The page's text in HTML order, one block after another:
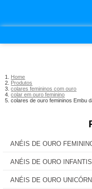
Home
Produtos
colares femininos com ouro
colar em ouro feminino
colares de ouro femininos Embu
ANÉIS DE OURO
ANÉIS DE OURO INFANTIS
ANÉIS DE OURO